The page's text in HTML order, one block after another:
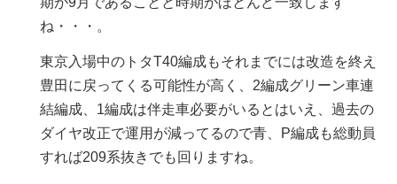
ね・・・。
東京入場中のトタT40編成もそれまでには改造を終え
豊田に戻ってくる可能性が高く、2編成グリーン車連
結編成、1編成は伴走車必要がいるとはいえ、過去の
ダイヤ改正で運用が減ってるので青、P編成も総動員
すれば209系抜きでも回りますね。